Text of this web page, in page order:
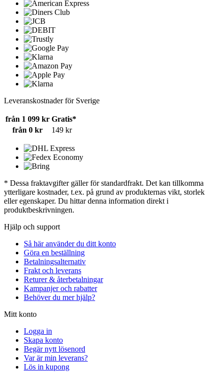
Leveranskostnader för Sverige
från 1 099 kr Gratis*
från 0 kr
149 kr
* Dessa fraktavgifter gäller för standardfrakt. Det kan tillkomma
ytterligare kostnader, t.ex. på grund av produkternas vikt, storlek
eller egenskaper. Du hittar denna information direkt i
produktbeskrivningen.
Hjälp och support
Så här använder du ditt konto
Göra en beställning
Betalningsalternativ
Frakt och leverans
Returer & återbetalningar
Kampanjer och rabatter
Behöver du mer hjälp?
Mitt konto
Logga in
Skapa konto
Begär nytt lösenord
Var är min leverans?
Lös in kupong